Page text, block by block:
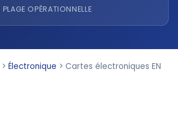
PLAGE OPÉRATIONNELLE
> Électronique > Cartes électroniques EN